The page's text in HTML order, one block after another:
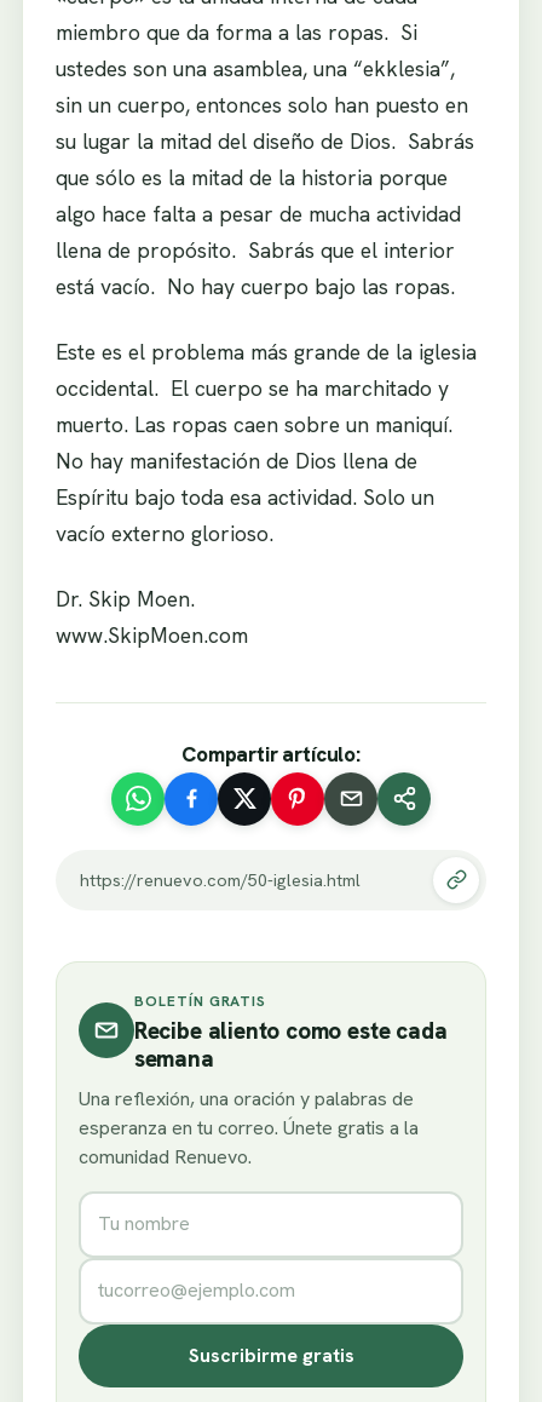
miembro que da forma a las ropas. Si
ustedes son una asamblea, una “ekklesia”,
sin un cuerpo, entonces solo han puesto en
su lugar la mitad del diseño de Dios. Sabrás
que sólo es la mitad de la historia porque
algo hace falta a pesar de mucha actividad
llena de propósito. Sabrás que el interior
está vacío. No hay cuerpo bajo las ropas.
Este es el problema más grande de la iglesia
occidental. El cuerpo se ha marchitado y
muerto. Las ropas caen sobre un maniquí.
No hay manifestación de Dios llena de
Espíritu bajo toda esa actividad. Solo un
vacío externo glorioso.
Dr. Skip Moen.
www.SkipMoen.com
Compartir artículo:
https://renuevo.com/50-iglesia.html
BOLETÍN GRATIS
Recibe aliento como este cada
semana
Una reflexión, una oración y palabras de
esperanza en tu correo. Únete gratis a la
comunidad Renuevo.
Nombre
Correo electrónico
Suscribirme gratis